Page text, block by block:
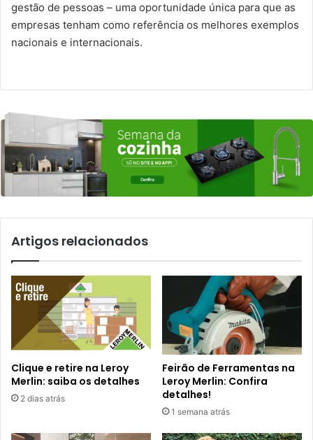
gestão de pessoas – uma oportunidade única para que as
empresas tenham como referência os melhores exemplos
nacionais e internacionais.
Artigos relacionados
Clique e retire na Leroy
Merlin: saiba os detalhes
2 dias atrás
Feirão de Ferramentas na
Leroy Merlin: Confira
detalhes!
1 semana atrás